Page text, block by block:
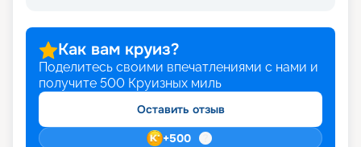
Как вам круиз?
Поделитесь своими впечатлениями с нами и
получите 500 Круизных миль
Оставить отзыв
+500